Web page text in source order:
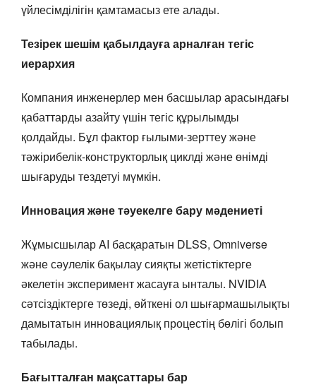
үйлесімділігін қамтамасыз ете алады.
Тезірек шешім қабылдауға арналған тегіс
иерархия
Компания инженерлер мен басшылар арасындағы
қабаттарды азайту үшін тегіс құрылымды
қолдайды. Бұл фактор ғылыми-зерттеу және
тәжірибелік-конструкторлық циклді және өнімді
шығаруды тездетуі мүмкін.
Инновация және тәуекелге бару мәдениеті
Жұмысшылар AI басқаратын DLSS, Omniverse
және сәулелік бақылау сияқты жетістіктерге
әкелетін эксперимент жасауға ынталы. NVIDIA
сәтсіздіктерге төзеді, өйткені ол шығармашылықты
дамытатын инновациялық процестің бөлігі болып
табылады.
Бағытталған мақсаттары бар